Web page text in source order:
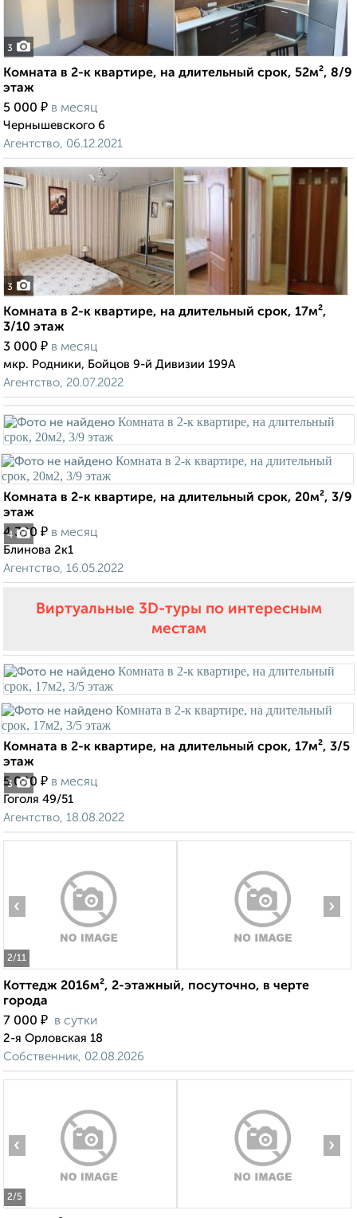
3
Комната в 2-к квартире, на длительный срок, 52м², 8/9
этаж
5 000 ₽ в месяц
Чернышевского 6
Агентство, 06.12.2021
3
Комната в 2-к квартире, на длительный срок, 17м²,
3/10 этаж
3 000 ₽ в месяц
мкр. Родники, Бойцов 9-й Дивизии 199А
Агентство, 20.07.2022
4
Комната в 2-к квартире, на длительный срок, 20м², 3/9
этаж
4 300 ₽ в месяц
Блинова 2к1
Агентство, 16.05.2022
Виртуальные 3D-туры по интересным
местам
3
Комната в 2-к квартире, на длительный срок, 17м², 3/5
этаж
5 000 ₽ в месяц
Гоголя 49/51
Агентство, 18.08.2022
2/11
‹ ›
Коттедж 2016м², 2-этажный, посуточно, в черте
города
7 000 ₽ в сутки
2-я Орловская 18
Собственник, 02.08.2026
2/5
‹ ›